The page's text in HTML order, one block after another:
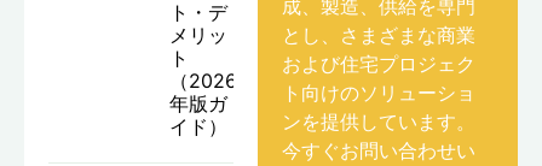
ト・デ
メリッ
ト
（2026
年版ガ
イド）
成、製造、供給を専門
とし、さまざまな商業
および住宅プロジェク
ト向けのソリューショ
ンを提供しています。
今すぐお問い合わせい